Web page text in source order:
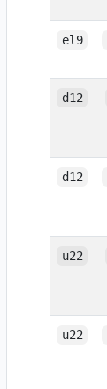
el9
d12
d12
u22
u22